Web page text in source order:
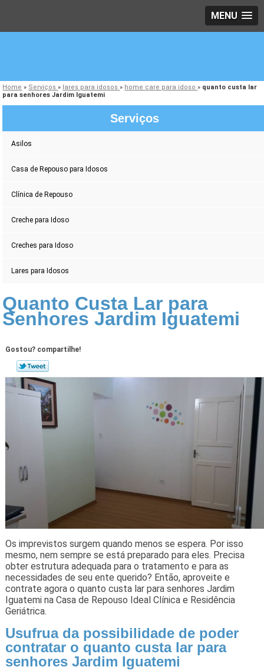
MENU
Home » Serviços» lares para idosos» home care para idoso» quanto custa lar
para senhores Jardim Iguatemi
Serviços
Asilos
Casa de Repouso para Idosos
Clínica de Repouso
Creche para Idoso
Creches para Idoso
Lares para Idosos
Quanto Custa Lar para
Senhores Jardim Iguatemi
Gostou? compartilhe!
Os imprevistos surgem quando menos se espera. Por isso
mesmo, nem sempre se está preparado para eles. Precisa
obter estrutura adequada para o tratamento e para as
necessidades de seu ente querido? Então, aproveite e
contrate agora o quanto custa lar para senhores Jardim
Iguatemi na Casa de Repouso Ideal Clínica e Residência
Geriátrica.
Usufrua da possibilidade de poder
contratar o quanto custa lar para
senhores Jardim Iguatemi